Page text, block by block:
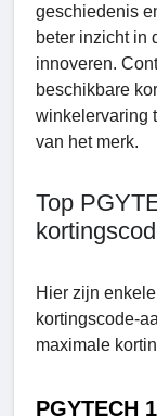
geschiedenis
beter inzicht in
innoveren.
beschikbare
winkelervaring
van het merk.
Top
Hier zijn
kortingscode-
maximale
PGYTECH